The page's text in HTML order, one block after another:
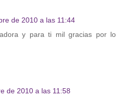
de 2010 a las 11:44
y para ti mil gracias por lo
de 2010 a las 11:58